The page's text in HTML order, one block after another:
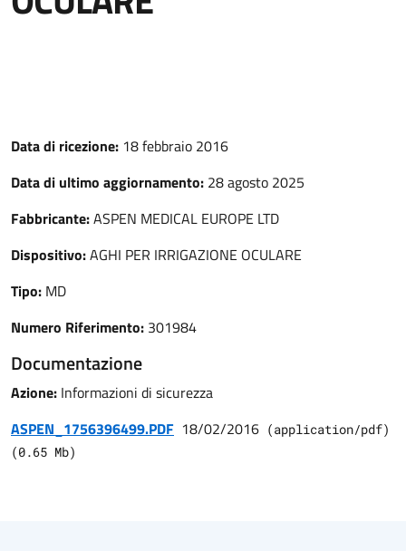
Data di ricezione: 18 febbraio 2016
Data di ultimo aggiornamento: 28 agosto 2025
Fabbricante:ASPEN MEDICAL EUROPE LTD
Dispositivo:AGHI PER IRRIGAZIONE OCULARE
Tipo: MD
Numero Riferimento: 301984
Documentazione
Azione: Informazioni di sicurezza
ASPEN_1756396499.PDF 18/02/2016 (application/pdf)
(0.65 Mb)